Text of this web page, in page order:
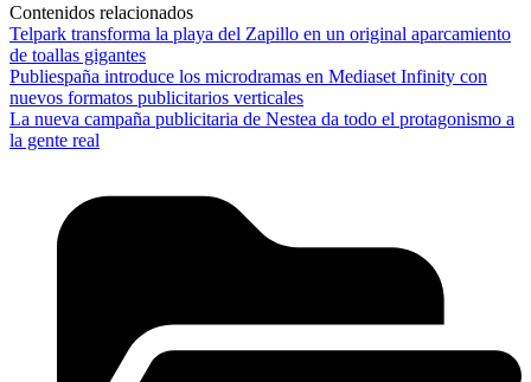
Contenidos relacionados
Telpark transforma la playa del Zapillo en un original aparcamiento
de toallas gigantes
Publiespaña introduce los microdramas en Mediaset Infinity con
nuevos formatos publicitarios verticales
La nueva campaña publicitaria de Nestea da todo el protagonismo a
la gente real